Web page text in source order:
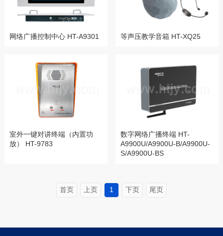
网络广播控制中心 HT-A9301 等声压教学音箱 HT-XQ25
室外一键对讲终端（内置功
放） HT-9783
数字网络广播终端 HT-
A9900U/A9900U-B/A9900U-
S/A9900U-BS
首页 上页 1 下页 尾页